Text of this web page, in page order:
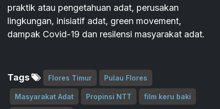
praktik atau pengetahuan adat, perusakan
lingkungan, inisiatif adat, green movement,
dampak Covid-19 dan resilensi masyarakat adat.
Tags Flores Timur Pulau Flores
Masyarakat Adat Propinsi NTT film keru baki